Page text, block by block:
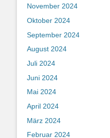
November 2024
Oktober 2024
September 2024
August 2024
Juli 2024
Juni 2024
Mai 2024
April 2024
März 2024
Februar 2024